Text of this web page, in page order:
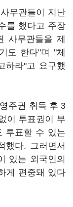
무관들이 지난
를 했다고 주장
사무관들을 제
도 한다"며 "체
하라"고 요구했
주권 취득 후 3
이 투표권이 부
투표할 수 있는
했다. 그러면서
있는 외국인의
게 편중돼 있다